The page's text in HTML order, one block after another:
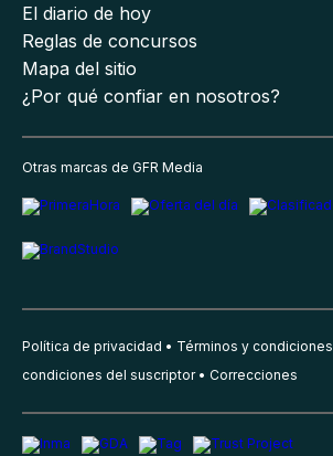
El diario de hoy
Reglas de concursos
Mapa del sitio
¿Por qué confiar en nosotros?
Otras marcas de GFR Media
Política de privacidad Términos y condiciones
condiciones del suscriptor
Correcciones